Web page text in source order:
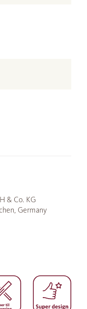
& Co. KG
Germany